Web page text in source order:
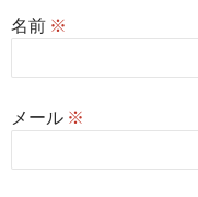
名前 ※
メール ※